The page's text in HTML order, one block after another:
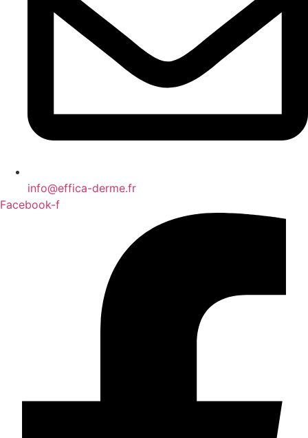
info@effica-derme.fr
Facebook-f